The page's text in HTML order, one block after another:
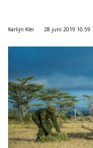
Karlijn Klei 28 juni 2019 10:59